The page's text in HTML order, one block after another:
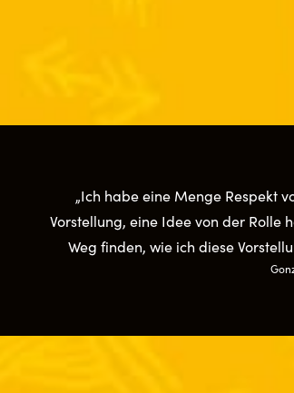
„Ich habe eine Menge Respekt
Vorstellung, eine Idee von der Rolle
Weg finden, wie ich diese